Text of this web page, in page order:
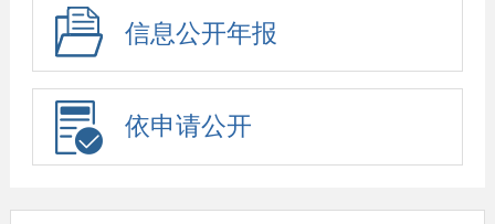
信息公开年报
依申请公开